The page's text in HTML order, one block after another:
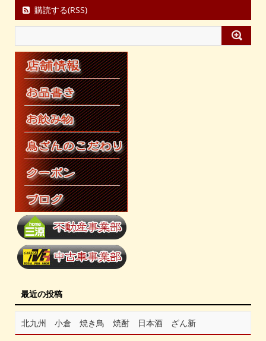
購読する(RSS)
最近の投稿
北九州 小倉 焼き鳥 焼酎 日本酒 ざん新